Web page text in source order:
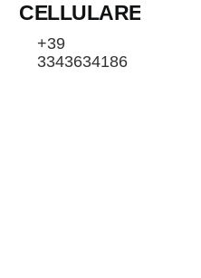
CELLULARE
+39
3343634186